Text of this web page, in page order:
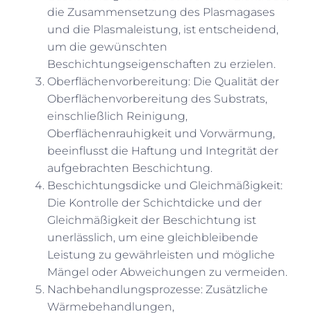
die Zusammensetzung des Plasmagases
und die Plasmaleistung, ist entscheidend,
um die gewünschten
Beschichtungseigenschaften zu erzielen.
Oberflächenvorbereitung: Die Qualität der
Oberflächenvorbereitung des Substrats,
einschließlich Reinigung,
Oberflächenrauhigkeit und Vorwärmung,
beeinflusst die Haftung und Integrität der
aufgebrachten Beschichtung.
Beschichtungsdicke und Gleichmäßigkeit:
Die Kontrolle der Schichtdicke und der
Gleichmäßigkeit der Beschichtung ist
unerlässlich, um eine gleichbleibende
Leistung zu gewährleisten und mögliche
Mängel oder Abweichungen zu vermeiden.
Nachbehandlungsprozesse: Zusätzliche
Wärmebehandlungen,